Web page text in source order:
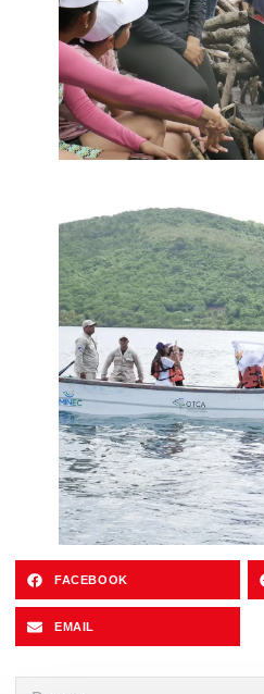
FACEBOOK
EMAIL